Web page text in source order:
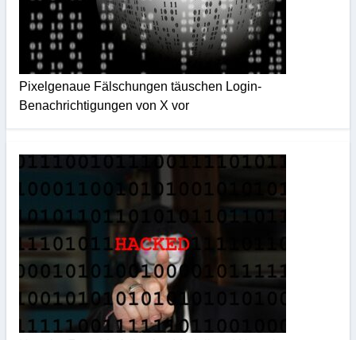
Pixelgenaue Fälschungen täuschen Login-
Benachrichtigungen von X vor